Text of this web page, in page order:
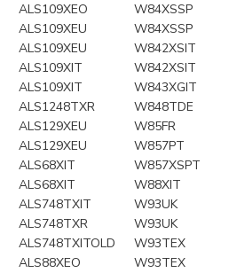
ALS109XEO
W84XSSP
ALS109XEU
W84XSSP
ALS109XEU
W842XSIT
ALS109XIT
W842XSIT
ALS109XIT
W843XGIT
ALS1248TXR
W848TDE
ALS129XEU
W85FR
ALS129XEU
W857PT
ALS68XIT
W857XSPT
ALS68XIT
W88XIT
ALS748TXIT
W93UK
ALS748TXR
W93UK
ALS748TXITOLD
W93TEX
ALS88XEO
W93TEX